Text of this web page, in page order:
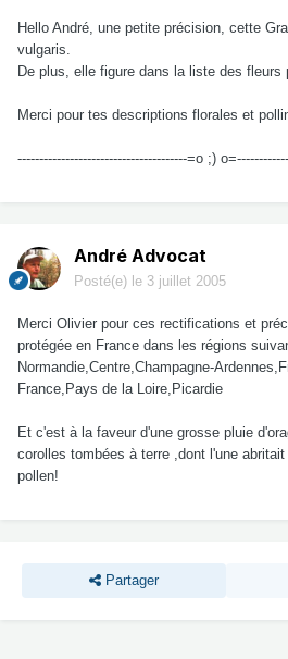
Hello André, une petite précision, cette
vulgaris.
De plus, elle figure dans la liste des fleurs
Merci pour tes descriptions florales et
---------------------------------------=o ;)
André Advocat
Posté(e) le 3 juillet 2005
Merci Olivier pour ces rectifications et
protégée en France dans les régions
Normandie,Centre,Champagne-
France,Pays de la Loire,Picardie
Et c'est à la faveur d'une grosse pluie
corolles tombées à terre ,dont l'une
pollen!
Partager